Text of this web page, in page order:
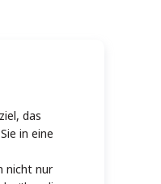
das
in eine
nicht nur